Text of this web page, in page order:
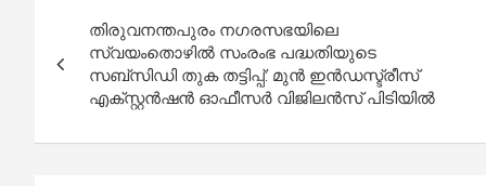
o
o
k
A
p
p
navigation
തിരുവനന്തപുരം നഗരസഭയിലെ
സ്വയംതൊഴിൽ സംരംഭ പദ്ധതിയുടെ
സബ്സിഡി തുക തട്ടിപ്പ്: മുൻ ഇൻഡസ്ട്രീസ്
എക്സ്റ്റൻഷൻ ഓഫീസർ വിജിലൻസ് പിടിയിൽ